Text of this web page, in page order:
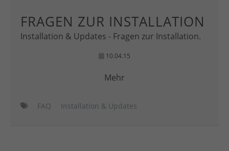
FRAGEN ZUR INSTALLATION
Installation & Updates - Fragen zur Installation.
10.04.15
Mehr
FAQ Installation & Updates